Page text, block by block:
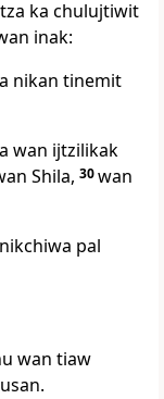
ka chulujtiwit
inak:
nikan tinemit
wan ijtzilikak
Shila, 30wan
pal
wan tiaw